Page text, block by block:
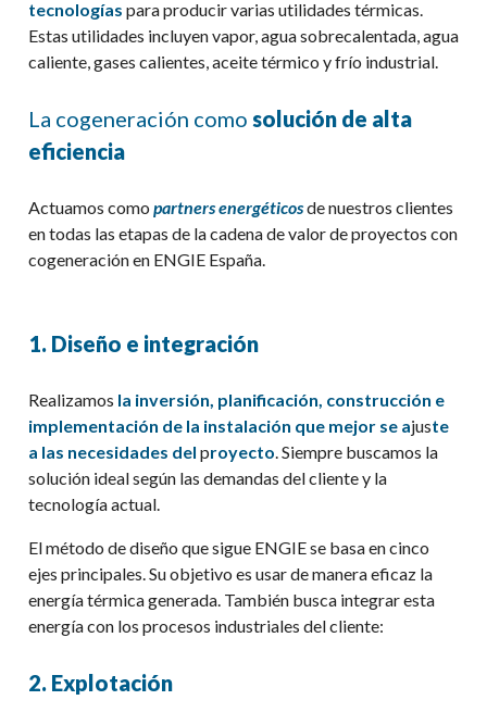
tecnologías para producir varias utilidades térmicas.
Estas utilidades incluyen vapor, agua sobrecalentada, agua
caliente, gases calientes, aceite térmico y frío industrial.
La cogeneración como solución de alta
eficiencia
Actuamos como partners energéticosde nuestros clientes
en todas las etapas de la cadena de valor de proyectos con
cogeneración en ENGIE España.
1. Diseño e integración
Realizamos la inversión, planificación, construcción e
implementación de la instalación que mejor se ajuste
a las necesidades del proyecto. Siempre buscamos la
solución ideal según las demandas del cliente y la
tecnología actual.
El método de diseño que sigue ENGIE se basa en cinco
ejes principales. Su objetivo es usar de manera eficaz la
energía térmica generada. También busca integrar esta
energía con los procesos industriales del cliente:
2. Explotación